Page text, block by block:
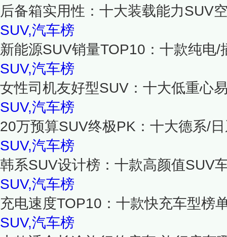
后备箱实用性：十大装载能力SUV
SUV,汽车榜
新能源SUV销量TOP10：十款纯电/
SUV,汽车榜
女性司机友好型SUV：十大低重心
SUV,汽车榜
20万预算SUV终极PK：十大德系/
SUV,汽车榜
韩系SUV设计榜：十款高颜值SUV
SUV,汽车榜
充电速度TOP10：十款快充车型榜
SUV,汽车榜